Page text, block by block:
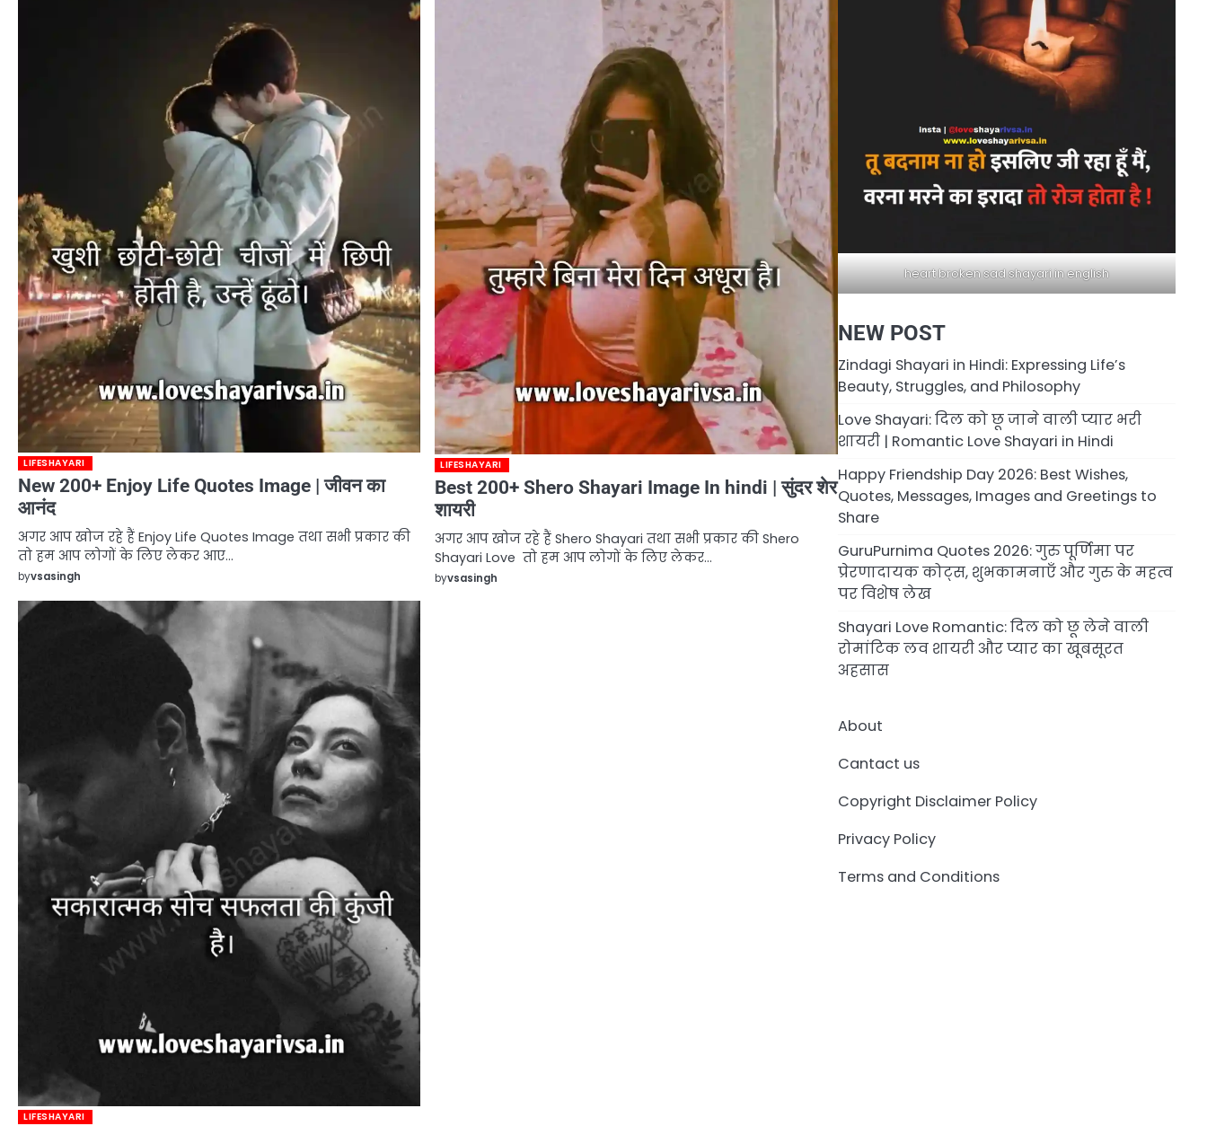
LIFESHAYARI
New 200+ Enjoy Life Quotes Image | जीवन का
आनंद
अगर आप खोज रहे हैं Enjoy Life Quotes Image तथा सभी प्रकार की
तो हम आप लोगों के लिए लेकर आए…
byvsasingh
LIFESHAYARI
Best 200+ Shero Shayari Image In hindi | सुंदर शेर
शायरी
अगर आप खोज रहे हैं Shero Shayari तथा सभी प्रकार की Shero
Shayari Love तो हम आप लोगों के लिए लेकर…
byvsasingh
LIFESHAYARI
heart broken sad shayari in english
NEW POST
Zindagi Shayari in Hindi: Expressing Life’s
Beauty, Struggles, and Philosophy
Love Shayari: दिल को छू जाने वाली प्यार भरी
शायरी | Romantic Love Shayari in Hindi
Happy Friendship Day 2026: Best Wishes,
Quotes, Messages, Images and Greetings to
Share
GuruPurnima Quotes 2026: गुरु पूर्णिमा पर
प्रेरणादायक कोट्स, शुभकामनाएँ और गुरु के महत्व
पर विशेष लेख
Shayari Love Romantic: दिल को छू लेने वाली
रोमांटिक लव शायरी और प्यार का खूबसूरत
अहसास
About
Cantact us
Copyright Disclaimer Policy
Privacy Policy
Terms and Conditions